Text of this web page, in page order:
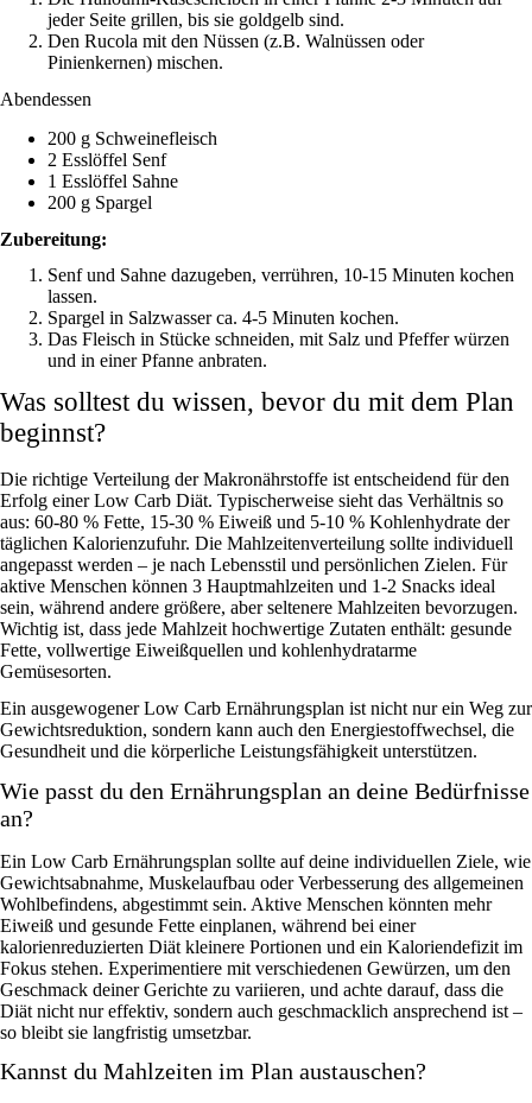
jeder Seite grillen, bis sie goldgelb sind.
Den Rucola mit den Nüssen (z.B. Walnüssen oder
Pinienkernen) mischen.
Abendessen
200 g Schweinefleisch
2 Esslöffel Senf
1 Esslöffel Sahne
200 g Spargel
Zubereitung:
Senf und Sahne dazugeben, verrühren, 10-15 Minuten kochen
lassen.
Spargel in Salzwasser ca. 4-5 Minuten kochen.
Das Fleisch in Stücke schneiden, mit Salz und Pfeffer würzen
und in einer Pfanne anbraten.
Was solltest du wissen, bevor du mit dem Plan
beginnst?
Die richtige Verteilung der Makronährstoffe ist entscheidend für den
Erfolg einer Low Carb Diät. Typischerweise sieht das Verhältnis so
aus: 60-80 % Fette, 15-30 % Eiweiß und 5-10 % Kohlenhydrate der
täglichen Kalorienzufuhr. Die Mahlzeitenverteilung sollte individuell
angepasst werden – je nach Lebensstil und persönlichen Zielen. Für
aktive Menschen können 3 Hauptmahlzeiten und 1-2 Snacks ideal
sein, während andere größere, aber seltenere Mahlzeiten bevorzugen.
Wichtig ist, dass jede Mahlzeit hochwertige Zutaten enthält: gesunde
Fette, vollwertige Eiweißquellen und kohlenhydratarme
Gemüsesorten.
Ein ausgewogener Low Carb Ernährungsplan ist nicht nur ein Weg zur
Gewichtsreduktion, sondern kann auch den Energiestoffwechsel, die
Gesundheit und die körperliche Leistungsfähigkeit unterstützen.
Wie passt du den Ernährungsplan an deine Bedürfnisse
an?
Ein Low Carb Ernährungsplan sollte auf deine individuellen Ziele, wie
Gewichtsabnahme, Muskelaufbau oder Verbesserung des allgemeinen
Wohlbefindens, abgestimmt sein. Aktive Menschen könnten mehr
Eiweiß und gesunde Fette einplanen, während bei einer
kalorienreduzierten Diät kleinere Portionen und ein Kaloriendefizit im
Fokus stehen. Experimentiere mit verschiedenen Gewürzen, um den
Geschmack deiner Gerichte zu variieren, und achte darauf, dass die
Diät nicht nur effektiv, sondern auch geschmacklich ansprechend ist –
so bleibt sie langfristig umsetzbar.
Kannst du Mahlzeiten im Plan austauschen?